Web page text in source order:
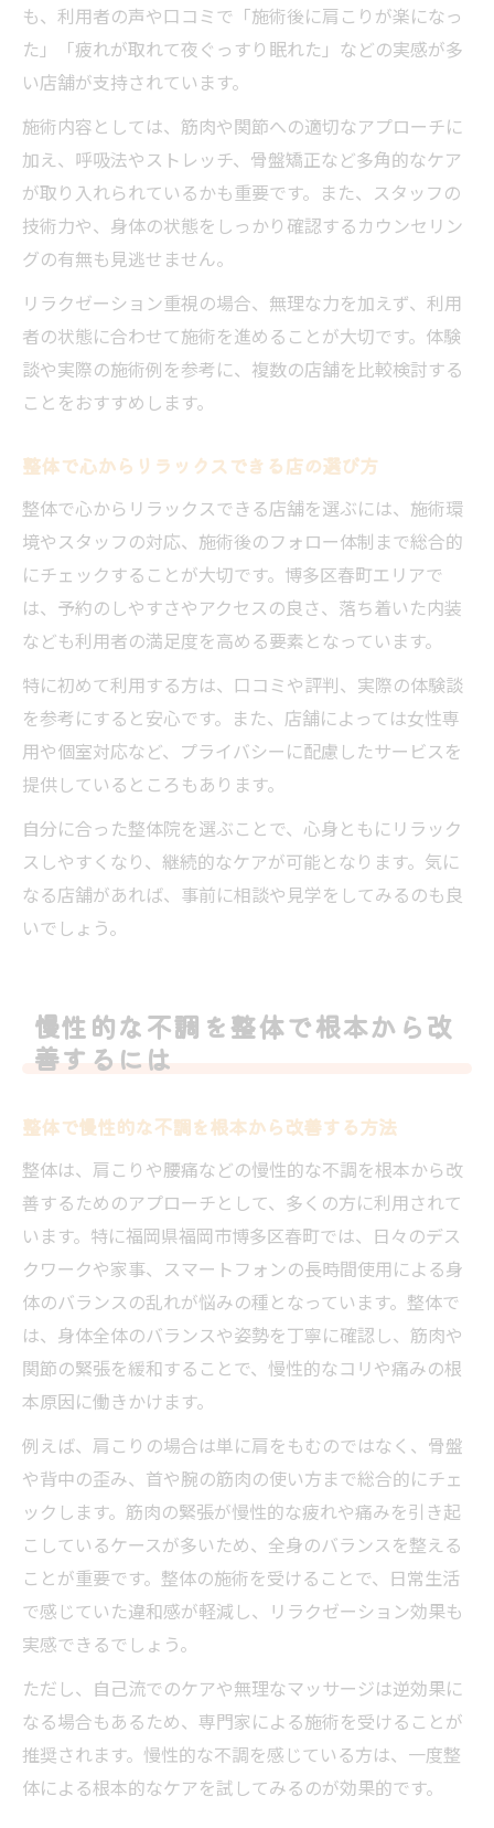
も、利用者の声や口コミで「施術後に肩こりが楽になっ
た」「疲れが取れて夜ぐっすり眠れた」などの実感が多
い店舗が支持されています。
施術内容としては、筋肉や関節への適切なアプローチに
加え、呼吸法やストレッチ、骨盤矯正など多角的なケア
が取り入れられているかも重要です。また、スタッフの
技術力や、身体の状態をしっかり確認するカウンセリン
グの有無も見逃せません。
リラクゼーション重視の場合、無理な力を加えず、利用
者の状態に合わせて施術を進めることが大切です。体験
談や実際の施術例を参考に、複数の店舗を比較検討する
ことをおすすめします。
整体で心からリラックスできる店の選び方
整体で心からリラックスできる店舗を選ぶには、施術環
境やスタッフの対応、施術後のフォロー体制まで総合的
にチェックすることが大切です。博多区春町エリアで
は、予約のしやすさやアクセスの良さ、落ち着いた内装
なども利用者の満足度を高める要素となっています。
特に初めて利用する方は、口コミや評判、実際の体験談
を参考にすると安心です。また、店舗によっては女性専
用や個室対応など、プライバシーに配慮したサービスを
提供しているところもあります。
自分に合った整体院を選ぶことで、心身ともにリラック
スしやすくなり、継続的なケアが可能となります。気に
なる店舗があれば、事前に相談や見学をしてみるのも良
いでしょう。
慢性的な不調を整体で根本から改
善するには
整体で慢性的な不調を根本から改善する方法
整体は、肩こりや腰痛などの慢性的な不調を根本から改
善するためのアプローチとして、多くの方に利用されて
います。特に福岡県福岡市博多区春町では、日々のデス
クワークや家事、スマートフォンの長時間使用による身
体のバランスの乱れが悩みの種となっています。整体で
は、身体全体のバランスや姿勢を丁寧に確認し、筋肉や
関節の緊張を緩和することで、慢性的なコリや痛みの根
本原因に働きかけます。
例えば、肩こりの場合は単に肩をもむのではなく、骨盤
や背中の歪み、首や腕の筋肉の使い方まで総合的にチェ
ックします。筋肉の緊張が慢性的な疲れや痛みを引き起
こしているケースが多いため、全身のバランスを整える
ことが重要です。整体の施術を受けることで、日常生活
で感じていた違和感が軽減し、リラクゼーション効果も
実感できるでしょう。
ただし、自己流でのケアや無理なマッサージは逆効果に
なる場合もあるため、専門家による施術を受けることが
推奨されます。慢性的な不調を感じている方は、一度整
体による根本的なケアを試してみるのが効果的です。